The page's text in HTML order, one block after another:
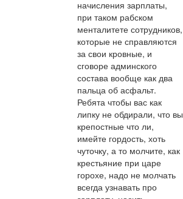
начисления зарплаты,
при таком рабском
менталитете сотрудников,
которые не справляются
за свои кровные, и
сговоре админского
состава вообще как два
пальца об асфальт.
Ребята чтобы вас как
липку не обдирали, что вы
крепостные что ли,
имейте гордость, хоть
чуточку, а то молчите, как
крестьяние при царе
горохе, надо не молчать
всегда узнавать про